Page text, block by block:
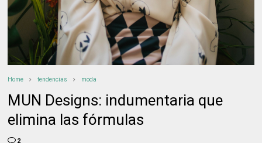
Home tendencias moda
MUN Designs: indumentaria que
elimina las fórmulas
2